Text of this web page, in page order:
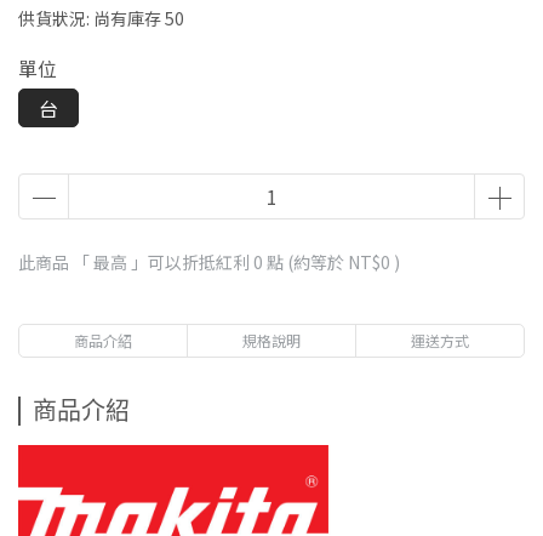
供貨狀況: 尚有庫存 50
單位
台
此商品 「 最高 」可以折抵紅利 0 點 (約等於 NT$0 )
商品介紹 規格說明 運送方式
商品介紹